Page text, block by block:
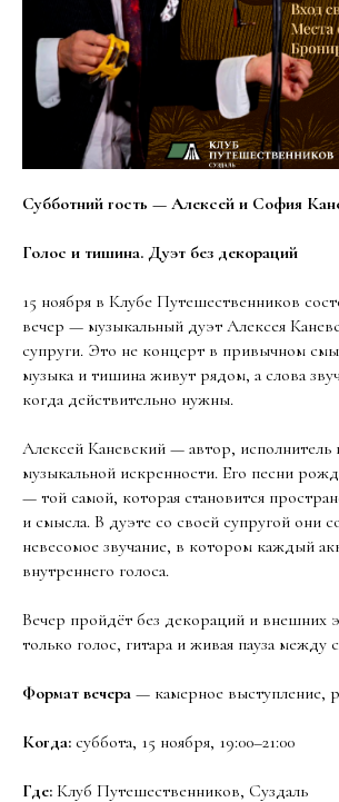
Субботний гость — Алексей и София
Голос и тишина. Дуэт без декораций
15 ноября в Клубе Путешественников
вечер — музыкальный дуэт Алексея
супруги. Это не концерт в привычном
музыка и тишина живут рядом, а слова
когда действительно нужны.
Алексей Каневский — автор, исполнитель
музыкальной искренности. Его песни
— той самой, которая становится
и смысла. В дуэте со своей супругой они
невесомое звучание, в котором каждый
внутреннего голоса.
Вечер пройдёт без декораций и
только голос, гитара и живая пауза между
Формат вечера — камерное выступление,
Когда: суббота, 15 ноября, 19:00–21:00
Где: Клуб Путешественников, Суздаль